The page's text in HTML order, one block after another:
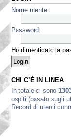
Nome utente:
Password:
Ho dimenticato la
CHI C’È IN LINEA
In totale ci sono
ospiti (basato sugli
Record di utenti